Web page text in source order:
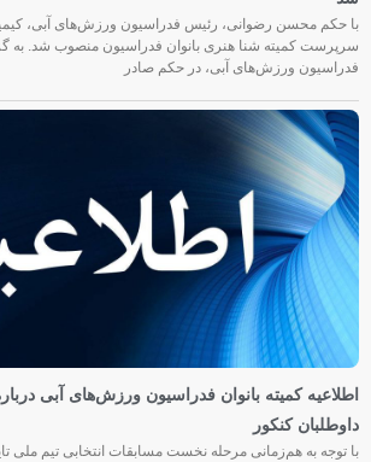
با حکم محسن رضوانی، رئیس فدراسیون ورزش‌های آبی،
سرپرست کمیته شنا هنری بانوان فدراسیون منصوب شد. به
فدراسیون ورزش‌های آبی، در حکم صادر
اطلاعیه کمیته بانوان فدراسیون ورزش‌های آبی
داوطلبان کنکور
با توجه به هم‌زمانی مرحله نخست مسابقات انتخابی تیم ملی